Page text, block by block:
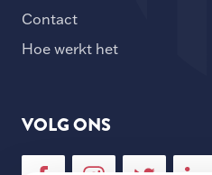
Contact
Hoe werkt het
VOLG ONS